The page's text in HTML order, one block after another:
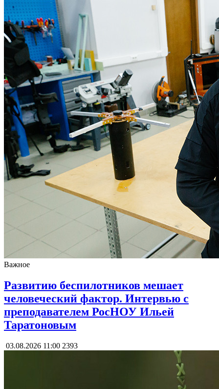
Важное
Развитию беспилотников мешает
человеческий фактор. Интервью с
преподавателем РосНОУ Ильей
Таратоновым
03.08.2026 11:00 2393